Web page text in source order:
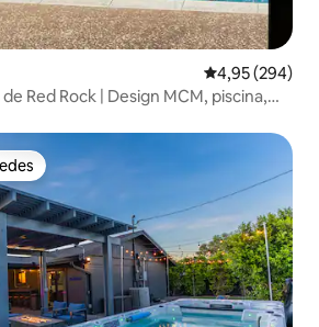
4,95 de uma
4,95 (294)
Red Rock | Design MCM, piscina,